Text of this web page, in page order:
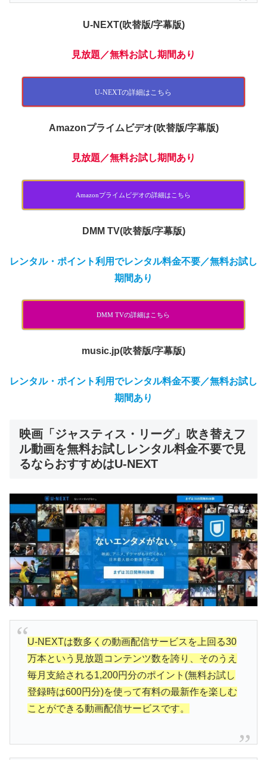
U-NEXT(吹替版/字幕版)
見放題 ／無料お試し期間あり
U-NEXTの詳細はこちら
Amazonプライムビデオ(吹替版/字幕版)
見放題 ／無料お試し期間あり
Amazonプライムビデオの詳細はこちら
DMM TV(吹替版/字幕版)
レンタル・ポイント利用でレンタル料金不要／無料お試し
期間あり
DMM TVの詳細はこちら
music.jp(吹替版/字幕版)
レンタル・ポイント利用でレンタル料金不要／無料お試し
期間あり
映画「ジャスティス・リーグ」吹き替えフ
ル動画を無料お試しレンタル料金不要で見
るならおすすめはU-NEXT
U-NEXTは数多くの動画配信サービスを上回る30
万本という見放題コンテンツ数を誇り、そのうえ
毎月支給される1,200円分のポイント(無料お試し
登録時は600円分)を使って有料の最新作を楽しむ
ことができる動画配信サービスです。